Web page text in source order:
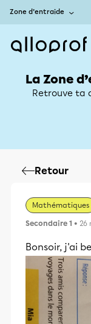
Zone d’entraide
La Zone
Retrouve ta
Retour
Mathématiques
Secondaire 1 • 26
Bonsoir, j'ai